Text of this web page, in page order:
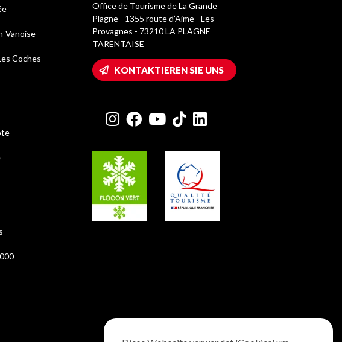
Vanoise
Coches
Office de Tourisme de La Grande
Plagne - 1355 route d’Aime - Les
Provagnes - 73210 LA PLAGNE
TARENTAISE
KONTAKTIEREN SIE UNS